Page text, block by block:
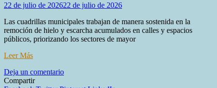
22 de julio de 202622 de julio de 2026
Las cuadrillas municipales trabajan de manera sostenida en la
remoción de hielo y escarcha acumulados en calles y espacios
públicos, priorizando los sectores de mayor
Leer Más
Deja un comentarioen
Compartir